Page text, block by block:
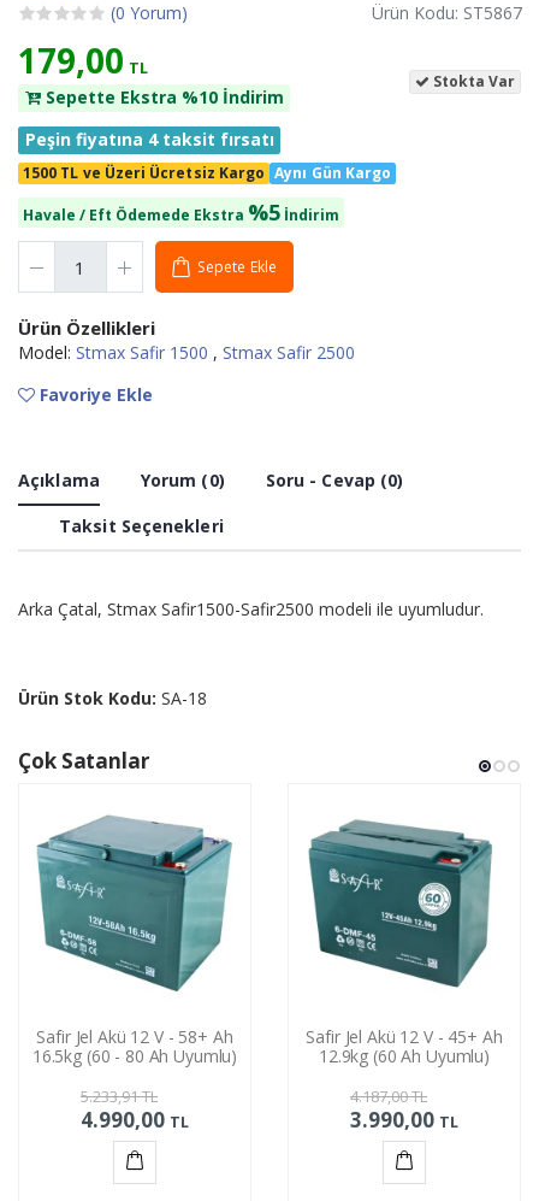
(0 Yorum)
Ürün Kodu: ST5867
179,00 TL
Sepette Ekstra %10 İndirim
Stokta Var
Peşin fiyatına 4 taksit fırsatı
1500 TL ve Üzeri Ücretsiz Kargo Aynı Gün Kargo
Havale / Eft Ödemede Ekstra %5 İndirim
Sepete Ekle
Ürün Özellikleri
Model: Stmax Safir 1500 , Stmax Safir 2500
Favoriye Ekle
Açıklama Yorum (0)
Soru - Cevap (0)
Taksit Seçenekleri
Arka Çatal, Stmax Safir1500-Safir2500 modeli ile uyumludur.
Ürün Stok Kodu: SA-18
Çok Satanlar
Safir Jel Akü 12 V - 58+ Ah
16.5kg (60 - 80 Ah Uyumlu)
5.233,91TL
4.990,00 TL
Safir Jel Akü 12 V - 45+ Ah
12.9kg (60 Ah Uyumlu)
4.187,00TL
3.990,00 TL